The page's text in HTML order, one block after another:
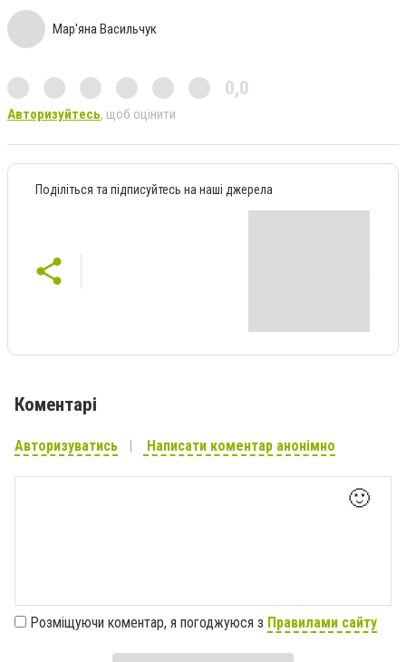
Мар'яна Васильчук
0,0
Авторизуйтесь, щоб оцінити
Поділіться та підписуйтесь на наші джерела
Коментарі
Авторизуватись Написати коментар анонімно
🙂
Розміщуючи коментар, я погоджуюся з Правилами сайту